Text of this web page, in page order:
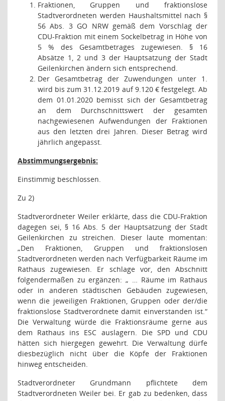
Fraktionen, Gruppen und fraktionslose
Stadtverordneten werden Haushaltsmittel nach §
56 Abs. 3 GO NRW gemäß dem Vorschlag der
CDU-Fraktion mit einem Sockelbetrag in Höhe von
5 % des Gesamtbetrages zugewiesen. § 16
Absätze 1, 2 und 3 der Hauptsatzung der Stadt
Geilenkirchen ändern sich entsprechend.
Der Gesamtbetrag der Zuwendungen unter 1.
wird bis zum 31.12.2019 auf 9.120 € festgelegt. Ab
dem 01.01.2020 bemisst sich der Gesamtbetrag
an dem Durchschnittswert der gesamten
nachgewiesenen Aufwendungen der Fraktionen
aus den letzten drei Jahren. Dieser Betrag wird
jährlich angepasst.
Abstimmungsergebnis:
Einstimmig beschlossen.
Zu 2)
Stadtverordneter Weiler erklärte, dass die CDU-Fraktion
dagegen sei, § 16 Abs. 5 der Hauptsatzung der Stadt
Geilenkirchen zu streichen. Dieser laute momentan:
„Den Fraktionen, Gruppen und fraktionslosen
Stadtverordneten werden nach Verfügbarkeit Räume im
Rathaus zugewiesen. Er schlage vor, den Abschnitt
folgendermaßen zu ergänzen: „ … Räume im Rathaus
oder in anderen städtischen Gebäuden zugewiesen,
wenn die jeweiligen Fraktionen, Gruppen oder der/die
fraktionslose Stadtverordnete damit einverstanden ist.“
Die Verwaltung würde die Fraktionsräume gerne aus
dem Rathaus ins ESC auslagern. Die SPD und CDU
hätten sich hiergegen gewehrt. Die Verwaltung dürfe
diesbezüglich nicht über die Köpfe der Fraktionen
hinweg entscheiden.
Stadtverordneter Grundmann pflichtete dem
Stadtverordneten Weiler bei. Er gab zu bedenken, dass